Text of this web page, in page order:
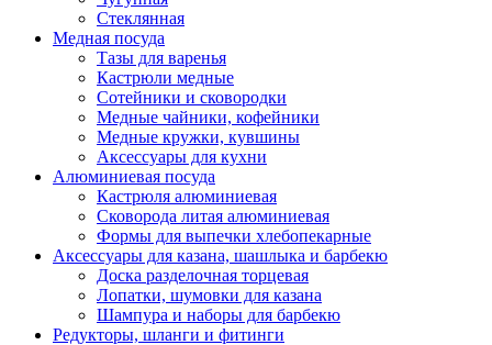
Стеклянная
Медная посуда
Тазы для варенья
Кастрюли медные
Сотейники и сковородки
Медные чайники, кофейники
Медные кружки, кувшины
Аксессуары для кухни
Алюминиевая посуда
Кастрюля алюминиевая
Сковорода литая алюминиевая
Формы для выпечки хлебопекарные
Аксессуары для казана, шашлыка и барбекю
Доска разделочная торцевая
Лопатки, шумовки для казана
Шампура и наборы для барбекю
Редукторы, шланги и фитинги